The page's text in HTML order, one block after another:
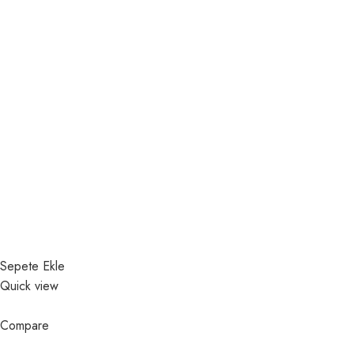
Sepete Ekle
Quick view
Compare